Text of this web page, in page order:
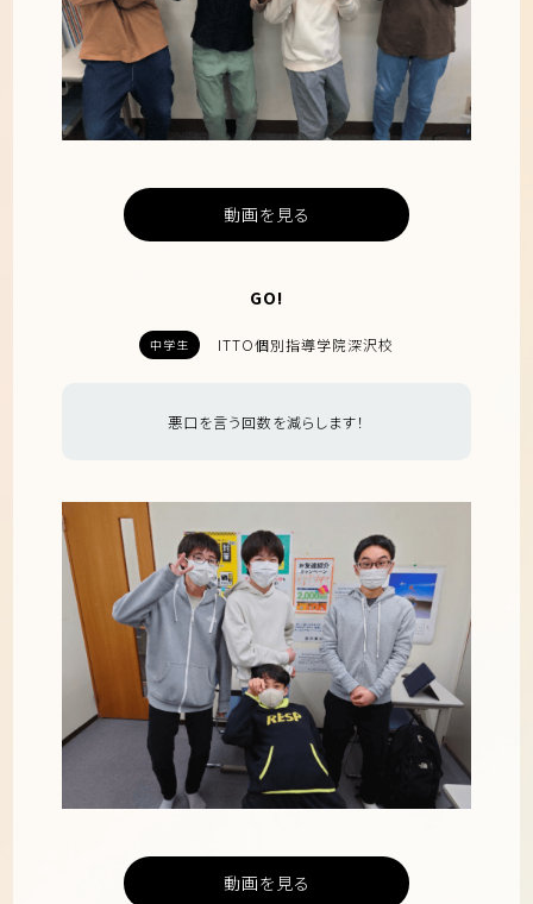
動画を見る
GO!
中学生 ITTO個別指導学院深沢校
悪口を言う回数を減らします！
動画を見る